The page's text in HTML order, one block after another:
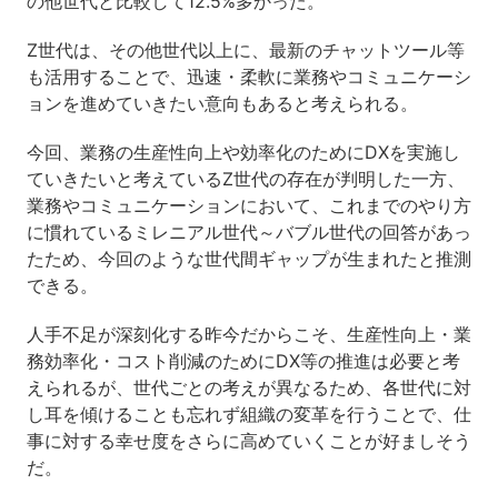
Z世代は、その他世代以上に、最新のチャットツール等
も活用することで、迅速・柔軟に業務やコミュニケーシ
ョンを進めていきたい意向もあると考えられる。
今回、業務の生産性向上や効率化のためにDXを実施し
ていきたいと考えているZ世代の存在が判明した一方、
業務やコミュニケーションにおいて、これまでのやり方
に慣れているミレニアル世代～バブル世代の回答があっ
たため、今回のような世代間ギャップが生まれたと推測
できる。
人手不足が深刻化する昨今だからこそ、生産性向上・業
務効率化・コスト削減のためにDX等の推進は必要と考
えられるが、世代ごとの考えが異なるため、各世代に対
し耳を傾けることも忘れず組織の変革を行うことで、仕
事に対する幸せ度をさらに高めていくことが好ましそう
だ。